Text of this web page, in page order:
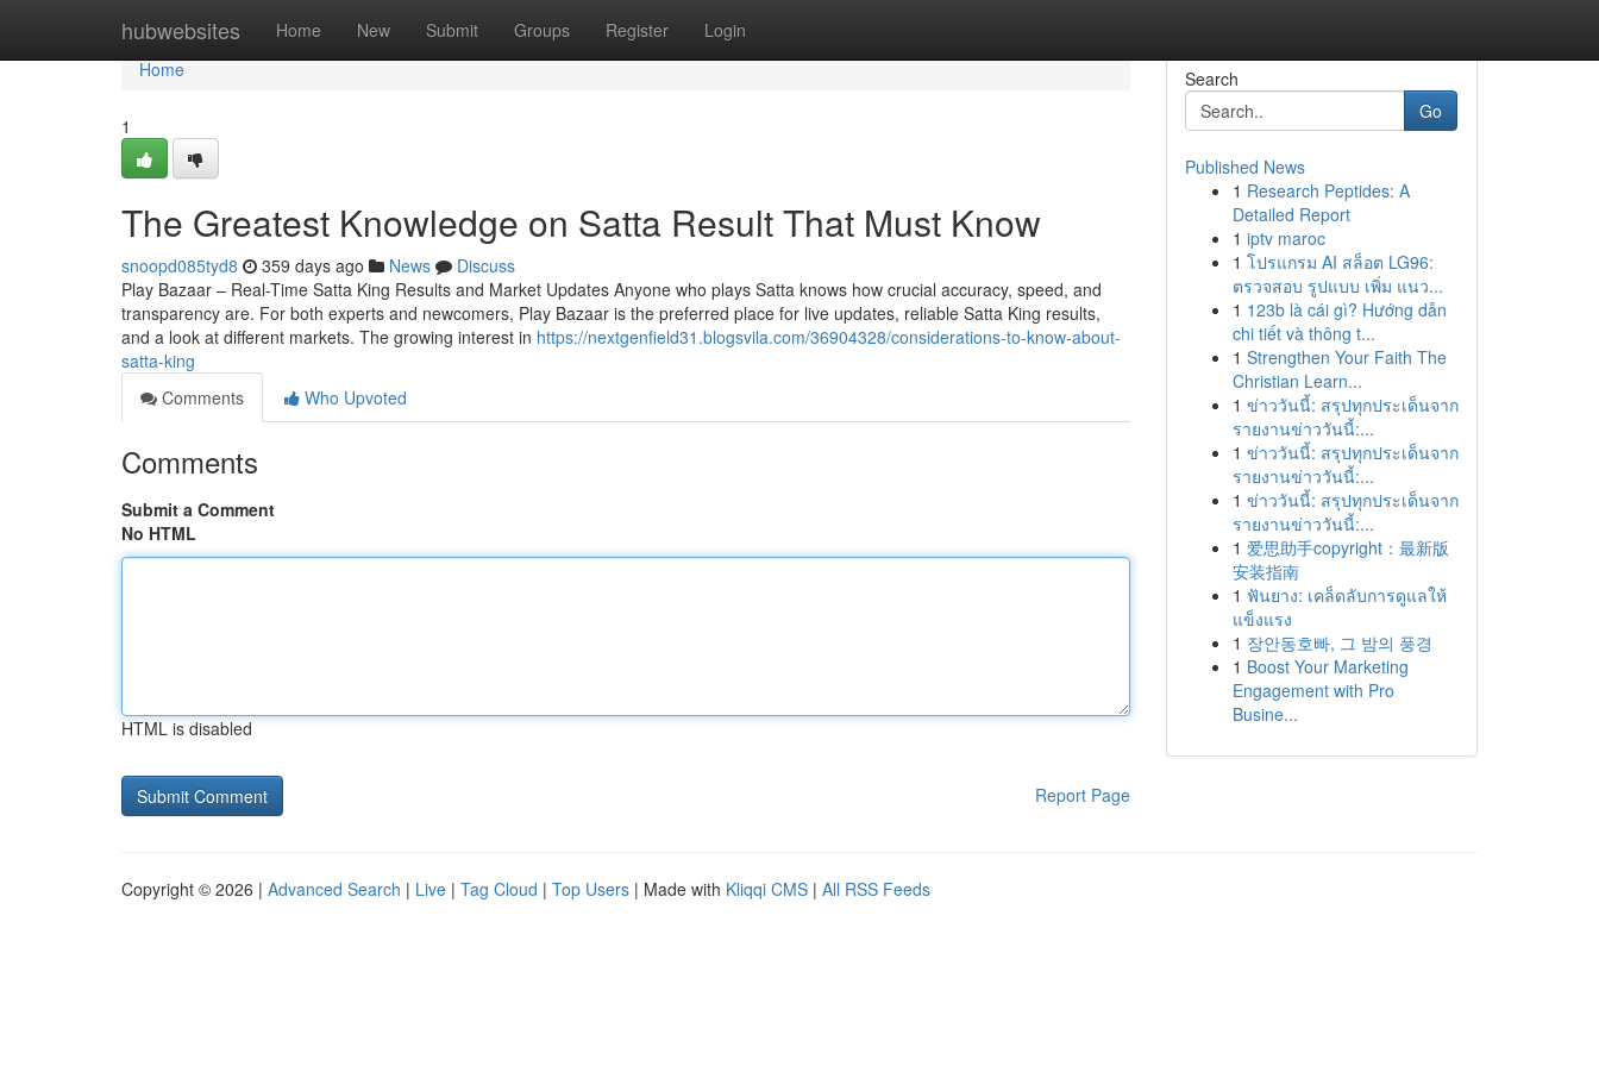
hubwebsites Home New Submit Groups Register Login
Home
Home
1
The Greatest Knowledge on Satta Result That Must Know
snoopd085tyd8 359 days ago News
Discuss
Play Bazaar – Real-Time Satta King Results and Market Updates Anyone who plays Satta knows how crucial accuracy, speed, and
transparency are. For both experts and newcomers, Play Bazaar is the preferred place for live updates, reliable Satta King results,
and a look at different markets. The growing interest in https://nextgenfield31.blogsvila.com/36904328/considerations-to-know-about-
satta-king
Comments
Who Upvoted
Comments
Submit a Comment
No HTML
HTML is disabled
Report Page
Search
Go
Published News
1 Research Peptides: A
Detailed Report
1 iptv maroc
1 โปรแกรม AI สล็อต LG96:
ตรวจสอบ รูปแบบ เพิ่ม แนว...
1 123b là cái gì? Hướng dẫn
chi tiết và thông t...
1 Strengthen Your Faith The
Christian Learn...
1 ข่าววันนี้: สรุปทุกประเด็นจาก
รายงานข่าววันนี้:...
1 ข่าววันนี้: สรุปทุกประเด็นจาก
รายงานข่าววันนี้:...
1 ข่าววันนี้: สรุปทุกประเด็นจาก
รายงานข่าววันนี้:...
1 爱思助手copyright：最新版
安装指南
1 ฟันยาง: เคล็ดลับการดูแลให้
แข็งแรง
1 장안동호빠, 그 밤의 풍경
1 Boost Your Marketing
Engagement with Pro
Busine...
Copyright © 2026 | Advanced Search | Live | Tag Cloud | Top Users | Made with Kliqqi CMS | All RSS Feeds